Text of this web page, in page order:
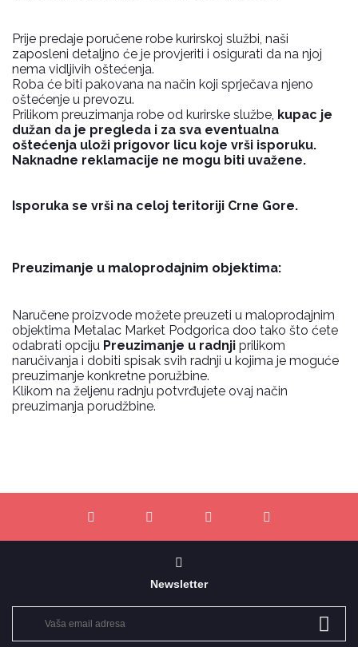
Prije predaje poručene robe kurirskoj službi, naši
zaposleni detaljno će je provjeriti i osigurati da na njoj
nema vidljivih oštećenja.
Roba će biti pakovana na način koji sprječava njeno
oštećenje u prevozu.
Prilikom preuzimanja robe od kurirske službe, kupac je
dužan da je pregleda i za sva eventualna
oštećenja uloži prigovor licu koje vrši isporuku.
Naknadne reklamacije ne mogu biti uvažene.
Isporuka se vrši na celoj teritoriji Crne Gore.
Preuzimanje u maloprodajnim objektima:
Naručene proizvode možete preuzeti u maloprodajnim
objektima Metalac Market Podgorica doo tako što ćete
odabrati opciju Preuzimanje u radnji prilikom
naručivanja i dobiti spisak svih radnji u kojima je moguće
preuzimanje konkretne poružbine.
Klikom na željenu radnju potvrđujete ovaj način
preuzimanja porudžbine.
Newsletter